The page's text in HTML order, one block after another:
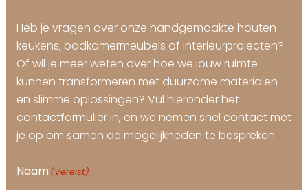
Heb je vragen over onze handgemaakte houten
keukens, badkamermeubels of interieurprojecten?
Of wil je meer weten over hoe we jouw ruimte
kunnen transformeren met duurzame materialen
en slimme oplossingen? Vul hieronder het
contactformulier in, en we nemen snel contact met
je op om samen de mogelijkheden te bespreken.
Naam (Vereist)